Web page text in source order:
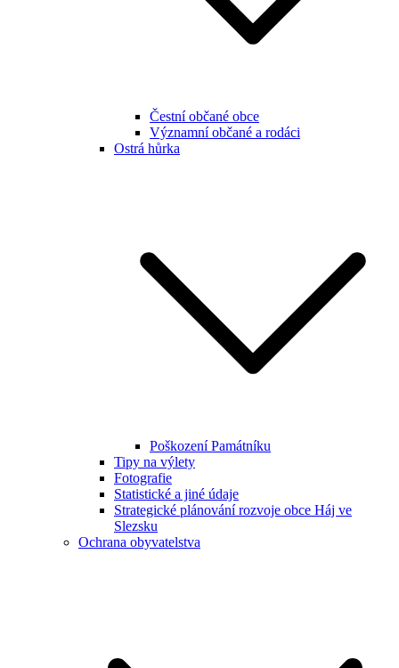
Čestní občané obce
Významní občané a rodáci
Ostrá hůrka
Poškození Památníku
Tipy na výlety
Fotografie
Statistické a jiné údaje
Strategické plánování rozvoje obce Háj ve
Slezsku
Ochrana obyvatelstva